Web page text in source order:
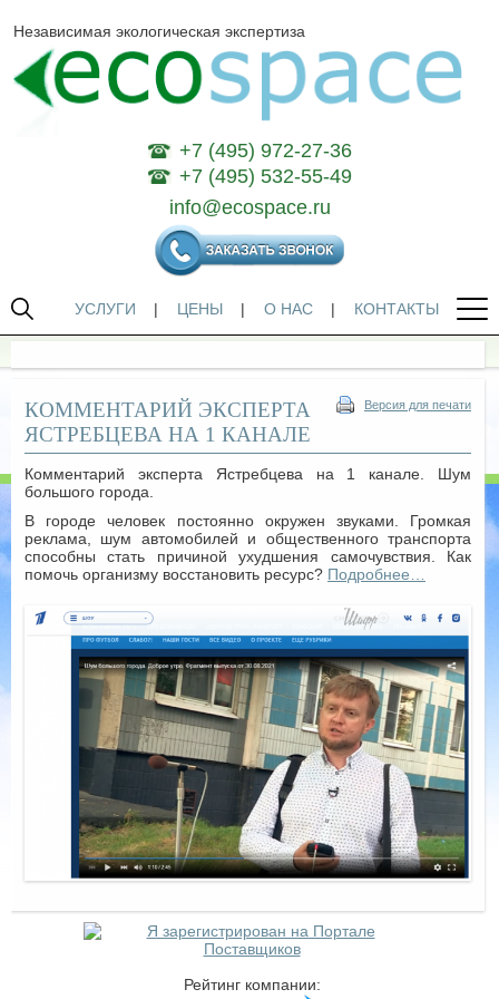
Независимая экологическая экспертиза
+7 (495) 972-27-36
+7 (495) 532-55-49
info@ecospace.ru
УСЛУГИ | ЦЕНЫ | О НАС | КОНТАКТЫ
Версия для печати
КОММЕНТАРИЙ ЭКСПЕРТА
ЯСТРЕБЦЕВА НА 1 КАНАЛЕ
Комментарий эксперта Ястребцева на 1 канале. Шум
большого города.
В городе человек постоянно окружен звуками. Громкая
реклама, шум автомобилей и общественного транспорта
способны стать причиной ухудшения самочувствия. Как
помочь организму восстановить ресурс? Подробнее…
Рейтинг компании: